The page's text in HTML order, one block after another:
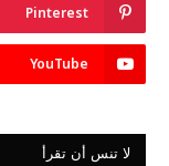
Pinterest
YouTube
لا تنس أن تقرأ